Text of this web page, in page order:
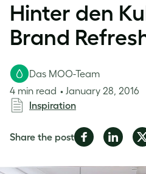
Hinter den
Brand
Das MOO-Team
4 min read
January 28, 2016
Inspiration
Share the postShare
Facebook
Share
LinkedIn